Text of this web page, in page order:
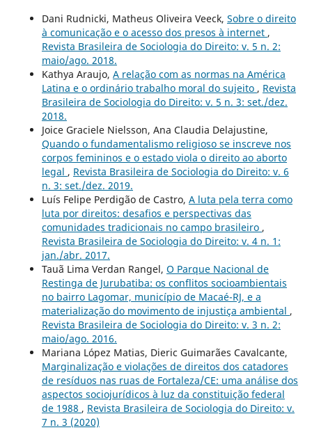
Dani Rudnicki, Matheus Oliveira Veeck, Sobre o direito
à comunicação e o acesso dos presos à internet ,
Revista Brasileira de Sociologia do Direito: v. 5 n. 2:
maio/ago. 2018.
Kathya Araujo, A relação com as normas na América
Latina e o ordinário trabalho moral do sujeito , Revista
Brasileira de Sociologia do Direito: v. 5 n. 3: set./dez.
2018.
Joice Graciele Nielsson, Ana Claudia Delajustine,
Quando o fundamentalismo religioso se inscreve nos
corpos femininos e o estado viola o direito ao aborto
legal , Revista Brasileira de Sociologia do Direito: v. 6
n. 3: set./dez. 2019.
Luís Felipe Perdigão de Castro, A luta pela terra como
luta por direitos: desafios e perspectivas das
comunidades tradicionais no campo brasileiro ,
Revista Brasileira de Sociologia do Direito: v. 4 n. 1:
jan./abr. 2017.
Tauã Lima Verdan Rangel, O Parque Nacional de
Restinga de Jurubatiba: os conflitos socioambientais
no bairro Lagomar, município de Macaé-RJ, e a
materialização do movimento de injustiça ambiental ,
Revista Brasileira de Sociologia do Direito: v. 3 n. 2:
maio/ago. 2016.
Mariana López Matias, Dieric Guimarães Cavalcante,
Marginalização e violações de direitos dos catadores
de resíduos nas ruas de Fortaleza/CE: uma análise dos
aspectos sociojurídicos à luz da constituição federal
de 1988 , Revista Brasileira de Sociologia do Direito: v.
7 n. 3 (2020)